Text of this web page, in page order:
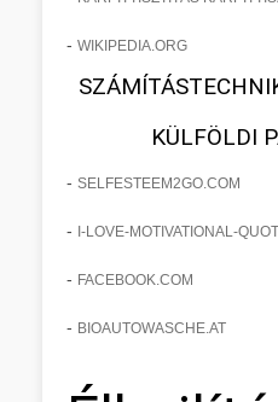
- WIKIPEDIA.ORG
KÜLFÖLDI
- SELFESTEEM2GO.COM
- I-LOVE-MOTIVATIONAL-
- FACEBOOK.COM
- BIOAUTOWASCHE.AT